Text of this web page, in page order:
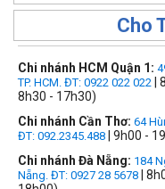
Cho
Chi nhánh HCM Quận 1:
TP. HCM. ĐT: 0922 022 022 |
8h30 - 17h30)
Chi nhánh Cần Thơ: 64
ĐT: 092.2345.488 | 9h00 -
Chi nhánh Đà Nẵng: 184
Nẵng. ĐT: 0927 28 5678 |